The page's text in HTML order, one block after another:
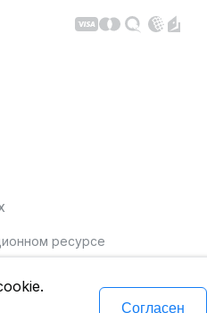
ресурсе
Согласен